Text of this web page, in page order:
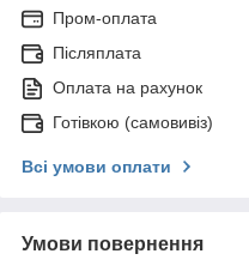
Пром-оплата
Післяплата
Оплата на рахунок
Готівкою (самовивіз)
Всі умови оплати
Умови повернення